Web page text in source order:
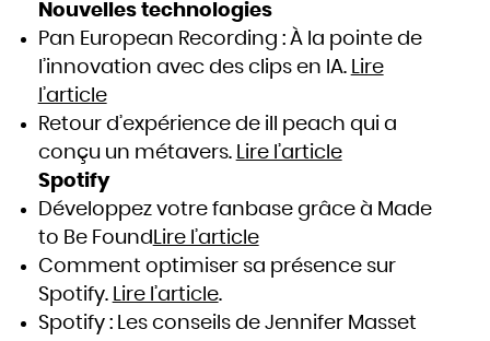
Nouvelles technologies
Pan European Recording : À la pointe de
l’innovation avec des clips en IA. Lire
l’article
Retour d’expérience de ill peach qui a
conçu un métavers. Lire l’article
Spotify
Développez votre fanbase grâce à Made
to Be Found Lire l’article
Comment optimiser sa présence sur
Spotify. Lire l’article.
Spotify : Les conseils de Jennifer Masset